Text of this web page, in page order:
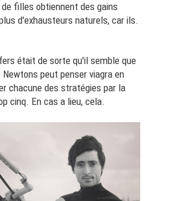
filles obtiennent des gains
d'exhausteurs naturels, car ils.
était de sorte qu'il semble que
Newtons peut penser viagra en
chacune des stratégies par la
cinq. En cas a lieu, cela.